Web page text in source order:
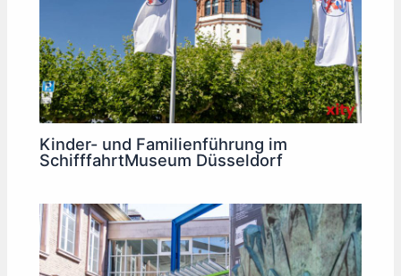
Kinder- und Familienführung im
SchifffahrtMuseum Düsseldorf